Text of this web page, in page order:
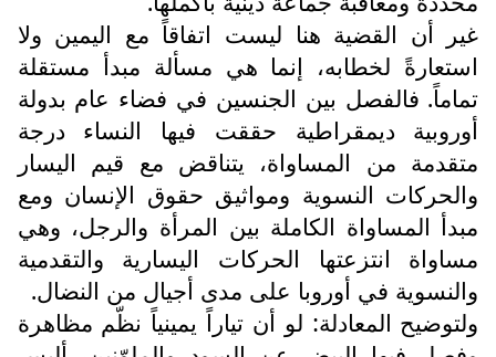
غير أن القضية هنا ليست اتفاقاً مع اليمين ولا
استعارةً لخطابه، إنما هي مسألة مبدأ مستقلة
تماماً. فالفصل بين الجنسين في فضاء عام بدولة
أوروبية ديمقراطية حققت فيها النساء درجة
متقدمة من المساواة، يتناقض مع قيم اليسار
والحركات النسوية ومواثيق حقوق الإنسان ومع
مبدأ المساواة الكاملة بين المرأة والرجل، وهي
مساواة انتزعتها الحركات اليسارية والتقدمية
والنسوية في أوروبا على مدى أجيال من النضال.
ولتوضيح المعادلة: لو أن تياراً يمينياً نظّم مظاهرة